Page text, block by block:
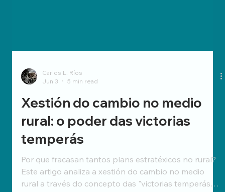
Carlos L. Ríos
Jun 3
5 min read
Xestión do cambio no medio
rural: o poder das victorias
temperás
Por que fracasan tantos plans estratéxicos no rural?